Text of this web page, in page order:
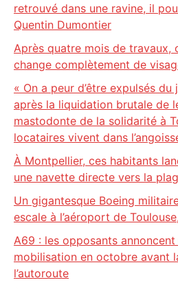
retrouvé dans une ravine, il
Quentin Dumontier
Après quatre mois de travaux,
change complètement de
« On a peur d’être expulsés
après la liquidation brutale de
mastodonte de la solidarité à
locataires vivent dans
À Montpellier, ces habitants
une navette directe vers la
Un gigantesque Boeing
escale à l’aéroport de
A69 : les opposants
mobilisation en octobre avant
l’autoroute